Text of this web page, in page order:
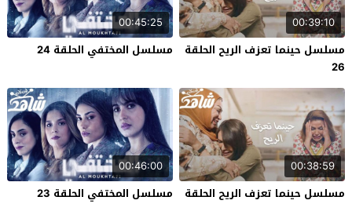
00:39:10
مسلسل حينما تعزف الريح الحلقة
26
00:45:25
مسلسل المختفي الحلقة 24
00:38:59
مسلسل حينما تعزف الريح الحلقة
00:46:00
مسلسل المختفي الحلقة 23